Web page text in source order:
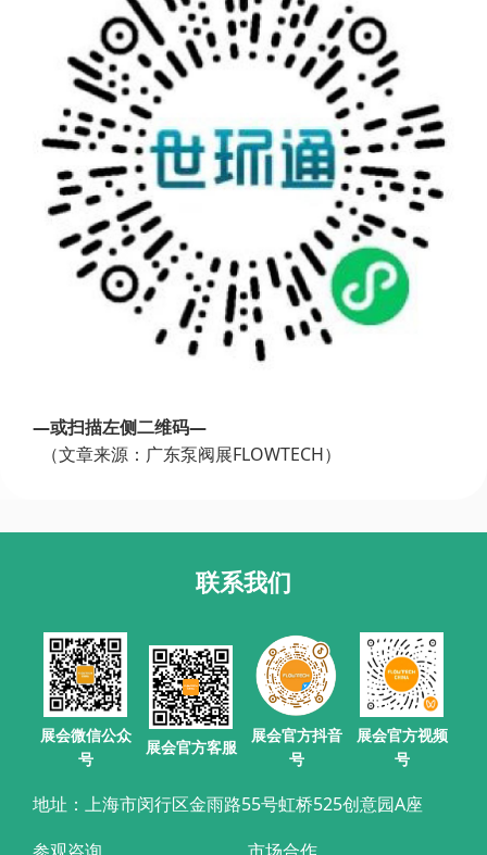
—或扫描左侧二维码—
（文章来源：广东泵阀展FLOWTECH）
联系我们
展会微信公众
号
展会官方客服
展会官方抖音
号
展会官方视频
号
地址：上海市闵行区金雨路55号虹桥525创意园A座